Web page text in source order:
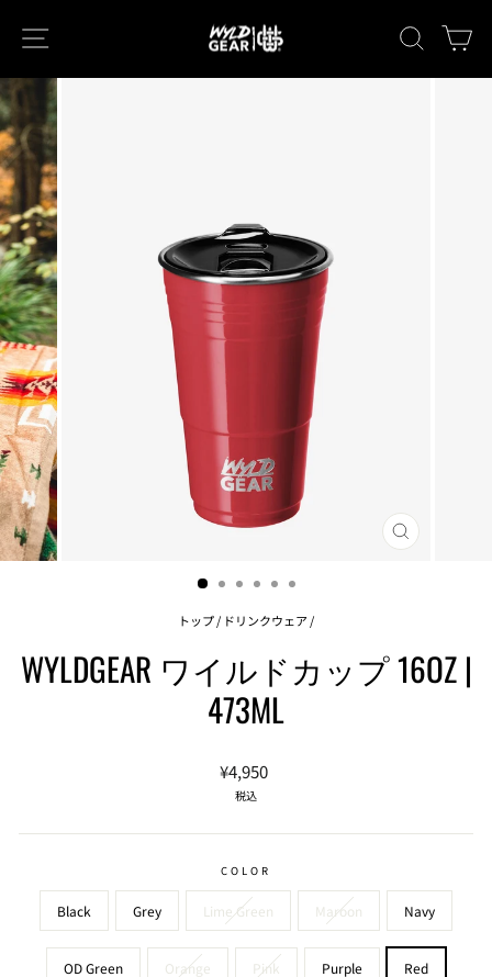
キーワ
閉
トップ/ ドリンクウェア/
WYLDGEAR ワイルドカップ 16OZ |
473ML
通
格
¥4,950
税込
COLOR
Black Grey Lime Green Maroon Navy
OD Green Orange Pink Purple Red